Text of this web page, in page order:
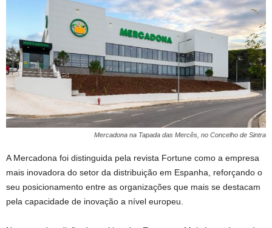
Mercadona na Tapada das Mercês, no Concelho de Sintra
A Mercadona foi distinguida pela revista Fortune como a empresa
mais inovadora do setor da distribuição em Espanha, reforçando o
seu posicionamento entre as organizações que mais se destacam
pela capacidade de inovação a nível europeu.